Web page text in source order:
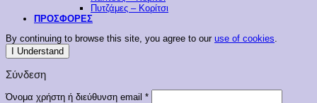
Πυτζάμες – Κορίτσι
ΠΡΟΣΦΟΡΕΣ
By continuing to browse this site, you agree to our use of cookies
I Understand
Σύνδεση
Όνομα χρήστη ή διεύθυνση email *Απαιτείται